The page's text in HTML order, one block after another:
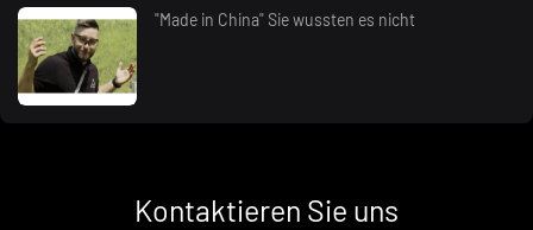
"Made in China" Sie wussten es nicht
Kontaktieren Sie uns